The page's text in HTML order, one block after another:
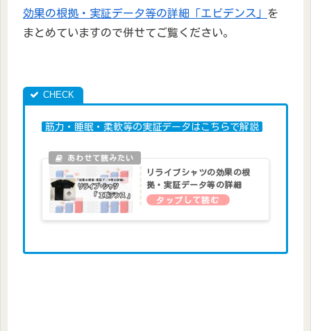
効果の根拠・実証データ等の詳細「エビデンス」 を
まとめていますので併せてご覧ください。
筋力・睡眠・柔軟等の実証データはこちらで解説
リライブシャツの効果の根
拠・実証データ等の詳細
「エビデンス」